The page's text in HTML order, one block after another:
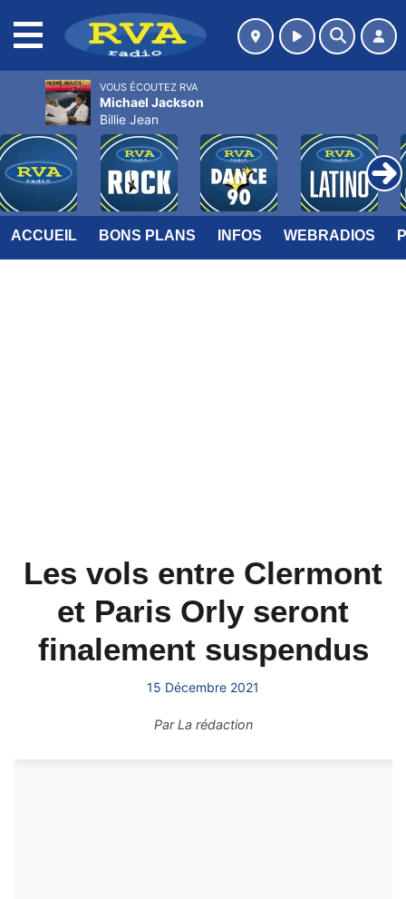
ACCUEIL BONS PLANS INFOS WEBRADIOS
Les vols entre Clermont
et Paris Orly seront
finalement suspendus
15 Décembre 2021
ParLa rédaction
VOUS ÉCOUTEZ RVA
Michael Jackson
Billie Jean